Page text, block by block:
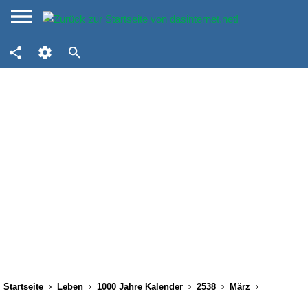
Startseite Leben 1000 Jahre Kalender 2538 März